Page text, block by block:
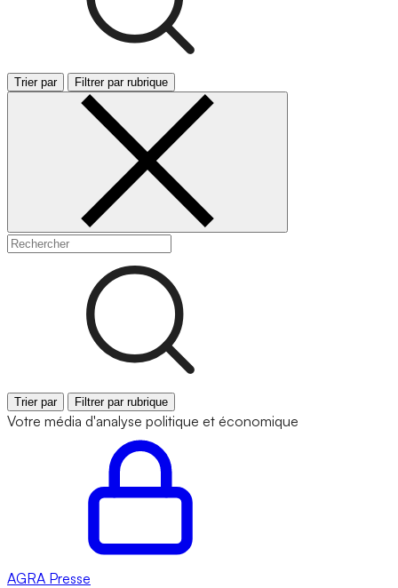
Trier par Filtrer par rubrique
Trier par Filtrer par rubrique
Votre média d'analyse politique et économique
AGRA Presse